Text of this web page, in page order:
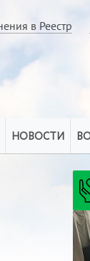
в Реестр
НОВОСТИ